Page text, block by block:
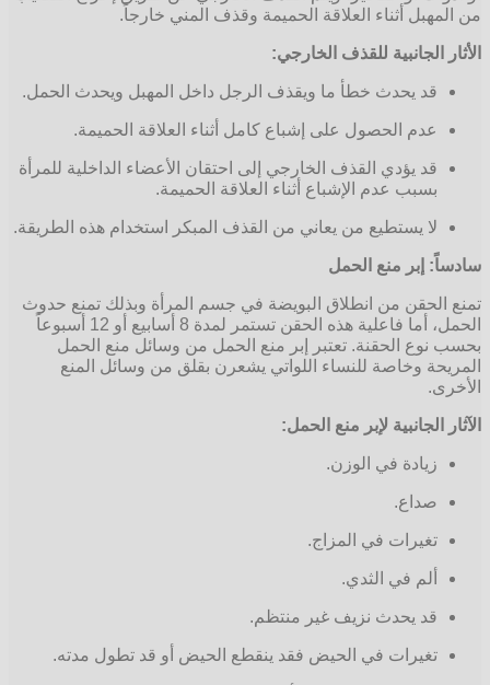
أثناء العلاقة الحميمة وقذف المني خارجاً.
الجانبية للقذف الخارجي:
قد يحدث خطأ ما ويقذف الرجل داخل المهبل ويحدث الحمل.
عدم الحصول على إشباع كامل أثناء العلاقة الحميمة.
قد يؤدي القذف الخارجي إلى احتقان الأعضاء الداخلية للمرأة
بسبب عدم الإشباع أثناء العلاقة الحميمة.
لا يستطيع من يعاني من القذف المبكر استخدام هذه الطريقة.
إبر منع الحمل
من انطلاق البويضة في جسم المرأة وبذلك تمنع حدوث
الحمل، أما فاعلية هذه الحقن تستمر لمدة 8 أسابيع أو 12 أسبوعاً
الحقنة. تعتبر إبر منع الحمل من وسائل منع الحمل
وخاصة للنساء اللواتي يشعرن بقلق من وسائل المنع
لإبر منع الحمل:
زيادة في الوزن.
صداع.
تغيرات في المزاج.
ألم في الثدي.
قد يحدث نزيف غير منتظم.
تغيرات في الحيض فقد ينقطع الحيض أو قد تطول مدته.